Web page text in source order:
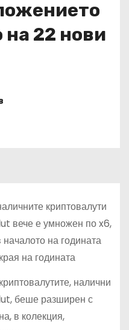
на 22 нови
криптовалути
вече е умножен по x6,
на годината
на годината
налични
беше разширен с
в колекция,